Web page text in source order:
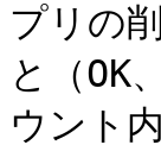
プリの
と（OK
ウント